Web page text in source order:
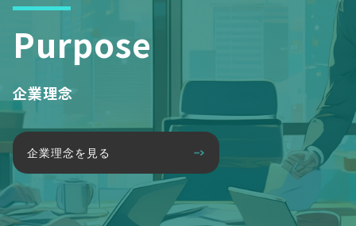
Purpose
企業理念
企業理念を見る